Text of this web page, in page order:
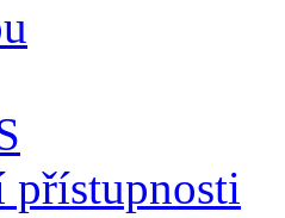
přístupnosti